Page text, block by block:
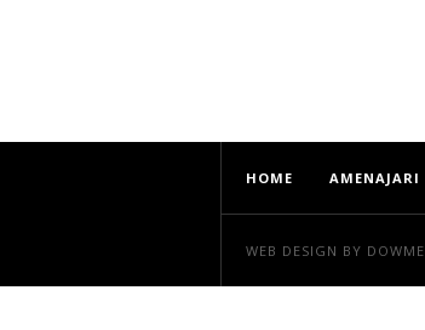
HOME AMENAJARI
WEB DESIGN BY